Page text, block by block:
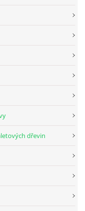
dřevin